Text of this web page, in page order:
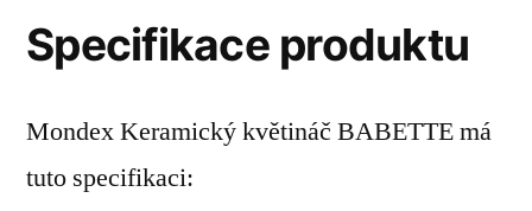
Specifikace produktu
Mondex Keramický květináč BABETTE má
tuto specifikaci: